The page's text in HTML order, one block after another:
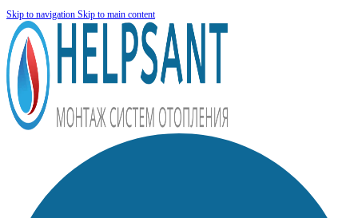
Skip to navigation Skip to main content